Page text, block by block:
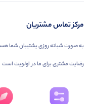
مرکز تماس مشتریان
به صورت شبانه روزی پشتیبان شما
رضایت مشتری برای ما در اولویت است